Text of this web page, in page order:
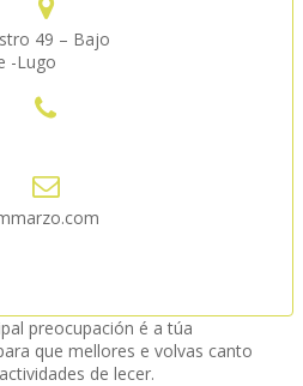
49 – Bajo
-Lugo
preocupación é a túa
que mellores e volvas canto
de lecer.